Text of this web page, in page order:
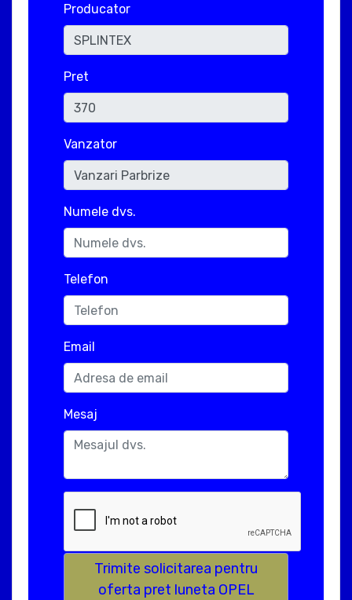
Producator
Pret
Vanzator
Numele dvs.
Telefon
Email
Mesaj
Trimite solicitarea pentru
oferta pret luneta OPEL